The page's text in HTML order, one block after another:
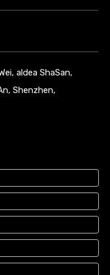
aldea ShaSan,
Shenzhen,